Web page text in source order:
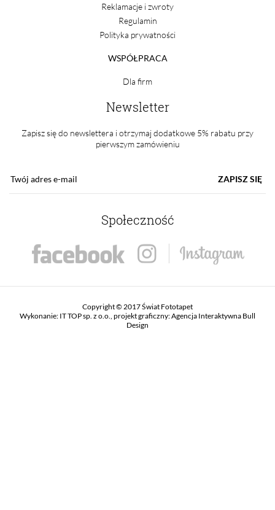
Reklamacje i zwroty
Regulamin
Polityka prywatności
WSPÓŁPRACA
Dla firm
Newsletter
Zapisz się do newslettera i otrzymaj dodatkowe 5% rabatu przy
pierwszym zamówieniu
ZAPISZ SIĘ
Społeczność
Copyright © 2017 Świat Fototapet
Wykonanie: IT TOP sp. z o.o. , projekt graficzny:Agencja Interaktywna Bull
Design